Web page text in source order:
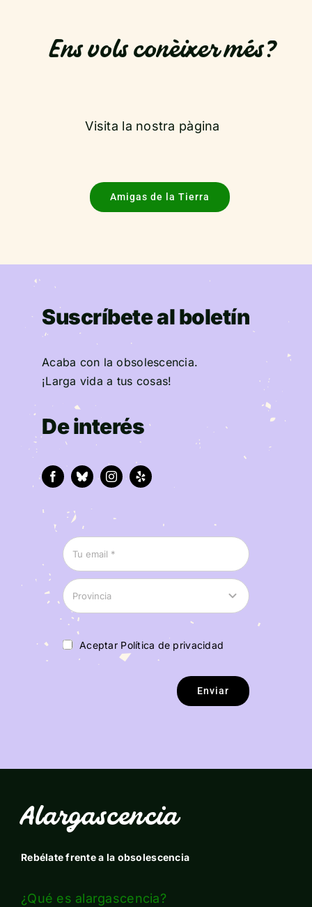
Ens vols conèixer més?
Visita la nostra pàgina
Amigas de la Tierra
Suscríbete al boletín
Acaba con la obsolescencia.
¡Larga vida a tus cosas!
De interés
Aceptar Política de privacidad
Enviar
Alargascencia
Rebélate frente a la obsolescencia
¿Qué es alargascencia?